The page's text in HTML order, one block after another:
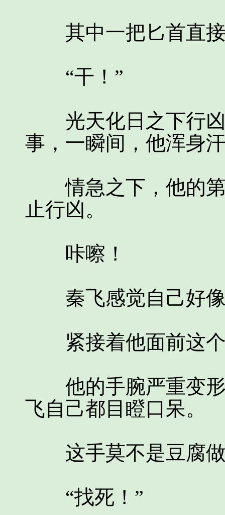
其中一把匕首直接
“干！”
光天化日之下行凶
事，一瞬间，他浑身
情急之下，他的第
止行凶。
咔嚓！
秦飞感觉自己好像
紧接着他面前这个
他的手腕严重变形
飞自己都目瞪口呆。
这手莫不是豆腐
“找死！”